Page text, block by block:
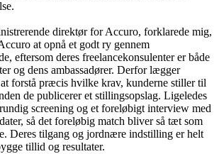
direktør for Accuro, forklarede mig,
at opnå et godt ry gennem
eftersom deres freelancekonsulenter er både
og dens ambassadører. Derfor lægger
forstå præcis hvilke krav, kunderne stiller til
de publicerer et stillingsopslag. Ligeledes
screening og et foreløbigt interview med
så det foreløbig match bliver så tæt som
Deres tilgang og jordnære indstilling er helt
tillid og resultater.